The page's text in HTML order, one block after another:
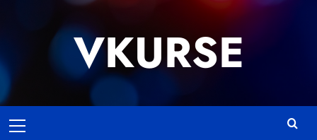
VKURSE
меню